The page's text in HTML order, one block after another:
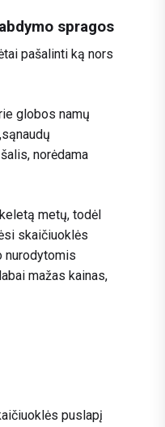
spragos
pašalinti ką nors
globos namų
norėdama
metų, todėl
skaičiuoklės
nurodytomis
mažas kainas,
puslapį